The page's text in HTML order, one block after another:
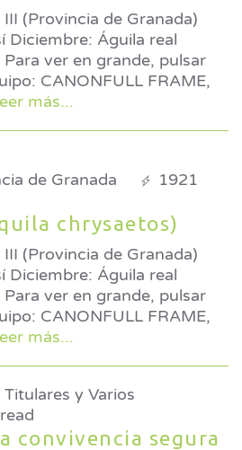
(Provincia de Granada)
Diciembre: Águila real
ver en grande, pulsar
CANONFULL FRAME,
más...
de Granada
1921
chrysaetos)
(Provincia de Granada)
Diciembre: Águila real
ver en grande, pulsar
CANONFULL FRAME,
más...
Titulares y Varios
convivencia segura